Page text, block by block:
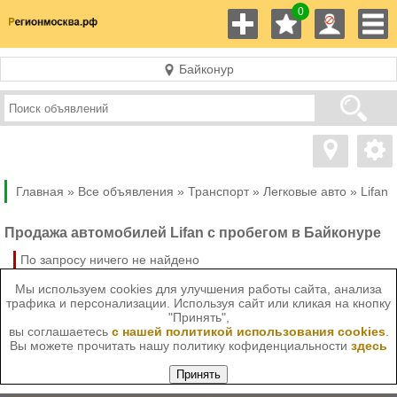
0
Байконур
Главная » Все объявления » Транспорт » Легковые авто » Lifan
Продажа автомобилей Lifan с пробегом в Байконуре
По запросу ничего не найдено
Мы используем cookies для улучшения работы сайта, анализа
трафика и персонализации. Используя сайт или кликая на кнопку
"Принять",
вы соглашаетесь с нашей политикой использования cookies.
Вы можете прочитать нашу политику кофиденциальности здесь
Принять